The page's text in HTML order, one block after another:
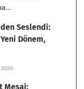
Seslendi:
Dönem,
2025
Mesaj: